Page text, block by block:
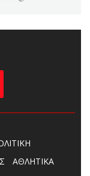
ΑΘΛΗΤΙΚΑ